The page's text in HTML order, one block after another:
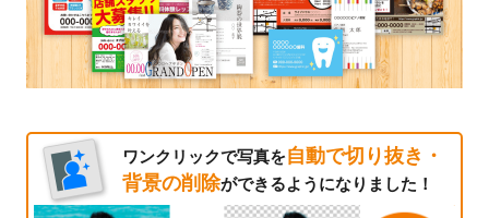
ワンクリックで写真を自動で切り抜き・
背景の削除ができるようになりました！